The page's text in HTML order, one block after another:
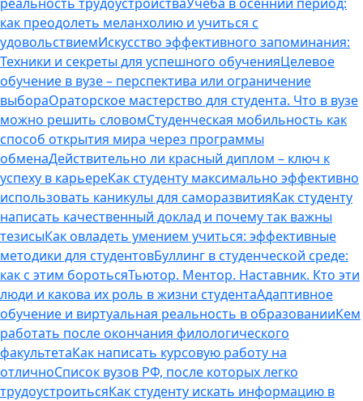
как преодолеть меланхолию и учиться с
удовольствиемИскусство эффективного запоминания:
Техники и секреты для успешного обученияЦелевое
обучение в вузе – перспектива или ограничение
выбораОраторское мастерство для студента. Что в вузе
можно решить словомСтуденческая мобильность как
способ открытия мира через программы
обменаДействительно ли красный диплом – ключ к
успеху в карьереКак студенту максимально эффективно
использовать каникулы для саморазвитияКак студенту
написать качественный доклад и почему так важны
тезисыКак овладеть умением учиться: эффективные
методики для студентовБуллинг в студенческой среде:
как с этим боротьсяТьютор. Ментор. Наставник. Кто эти
люди и какова их роль в жизни студентаАдаптивное
обучение и виртуальная реальность в образованииКем
работать после окончания филологического
факультетаКак написать курсовую работу на
отличноСписок вузов РФ, после которых легко
трудоустроитьсяКак студенту искать информацию в